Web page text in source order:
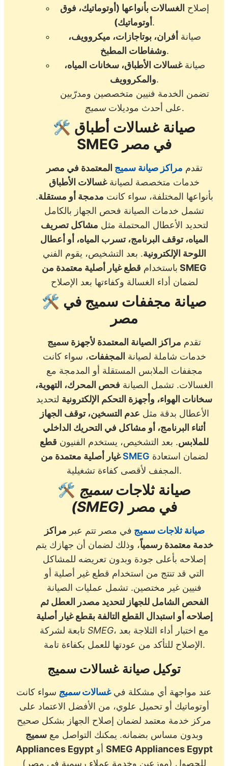
إصلاح الغسالات بأنواعها (أوتوماتيك، فوق
أوتوماتيك).
صيانة أفران، بوتاجازات، ميكروويف،
وشفاطات المطبخ.
صيانةغسالات الأطباق، سخانات المياه،
والمكروويف.
تضمن الخدمة فنيين متخصصين ومدرّبين
على أحدث موديلات سميج .
🛠️ صيانة غسالات أطباق
SMEG في مصر
تقدم مراكز صيانة سميج المعتمدة في مصر
خدمات متخصصة لصيانةغسالات الأطباق
بأنواعها المختلفة، سواء كانت مدمجة أو مستقلة.
تشمل خدمات الصيانة فحص الجهاز بالكامل
لتحديد الأعطال المحتملة مثل مشاكل تصريف
المياه، توقف البرنامج، تسرب المياه، أو أعطال
اللوحة الإلكترونية. بعد التشخيص، يقوم الفني
باستخدام قطع غيار أصلية معتمدة من SMEG
لضمان أداء الغسالة وكفاءتها بعد الإصلاح
🛠️ صيانة مجففات سميج في
مصر
تقدم مراكز الصيانة المعتمدة لأجهزة سميج
خدمات شاملة لصيانة المجففات، سواء كانت
مجففات الملابس المستقلة أو المدمجة مع
الغسالات. تشمل الصيانة فحص المحرك، التهوية،
سخانات الهواء، وأجهزة التحكم الإلكترونية لتحديد
الأعطال بدقة مثل عدم التسخين، توقف الجهاز
أثناء البرنامج، أو مشاكل في التحريك الداخلي
للملابس. بعد التشخيص، يستخدم الفنيون قطع
غيار أصلية معتمدة منSMEG
المجفف لأقصى كفاءة تشغيلية.
🛠️ صيانة ثلاجاتسميج
(SMEG) في مصر
صيانةثلاجات سميج في مصر تتم عبر مراكز
خدمة معتمدة رسمياً، وذلك لضمان أن جهازك يتم
إصلاحه بأعلى جودة وبدون تعريضه للمشاكل
التي قد تنتج من استخدام قطع غير أصلية أو
فنيين غير مختصين. تشمل عمليات الصيانة
الفحص الشامل للجهاز لتحديد مصدر العطل ثم
إصلاحه أو استبدال القطع التالفة بقطع غيار أصلية
SMEG، مع اختبار أداء الثلاجة بعد
الإصلاح للتأكد من عودتها للعمل بكفاءة تامة.
توكيل صيانة غسالات سميج
عند مواجهة أي مشكلة فيغسالاتسميج سواء كانت
أوتوماتيك أو تحميل علوي، من الأفضل الاعتماد على
مركز خدمة معتمد لضمان إصلاح الجهاز بشكل صحيح
وبدون مساس بضمانه. يمكنك التواصل معسميج
Appliances Egypt
SMEG Appliances Egypt
(موزعين وخدمة عملاء رسمية في مصر) للحصول